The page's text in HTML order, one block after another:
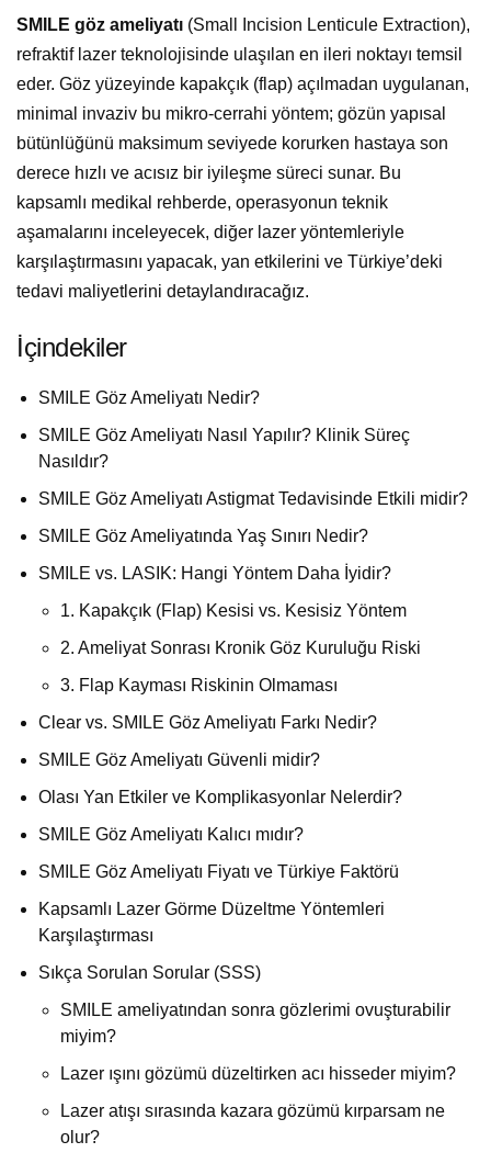
SMILE göz ameliyatı (Small Incision Lenticule Extraction),
refraktif lazer teknolojisinde ulaşılan en ileri noktayı temsil
eder. Göz yüzeyinde kapakçık (flap) açılmadan uygulanan,
minimal invaziv bu mikro-cerrahi yöntem; gözün yapısal
bütünlüğünü maksimum seviyede korurken hastaya son
derece hızlı ve acısız bir iyileşme süreci sunar. Bu
kapsamlı medikal rehberde, operasyonun teknik
aşamalarını inceleyecek, diğer lazer yöntemleriyle
karşılaştırmasını yapacak, yan etkilerini ve Türkiye’deki
tedavi maliyetlerini detaylandıracağız.
İçindekiler
SMILE Göz Ameliyatı Nedir?
SMILE Göz Ameliyatı Nasıl Yapılır? Klinik Süreç
Nasıldır?
SMILE Göz Ameliyatı Astigmat Tedavisinde Etkili midir?
SMILE Göz Ameliyatında Yaş Sınırı Nedir?
SMILE vs. LASIK: Hangi Yöntem Daha İyidir?
1. Kapakçık (Flap) Kesisi vs. Kesisiz Yöntem
2. Ameliyat Sonrası Kronik Göz Kuruluğu Riski
3. Flap Kayması Riskinin Olmaması
Clear vs. SMILE Göz Ameliyatı Farkı Nedir?
SMILE Göz Ameliyatı Güvenli midir?
Olası Yan Etkiler ve Komplikasyonlar Nelerdir?
SMILE Göz Ameliyatı Kalıcı mıdır?
SMILE Göz Ameliyatı Fiyatı ve Türkiye Faktörü
Kapsamlı Lazer Görme Düzeltme Yöntemleri
Karşılaştırması
Sıkça Sorulan Sorular (SSS)
SMILE ameliyatından sonra gözlerimi ovuşturabilir
miyim?
Lazer ışını gözümü düzeltirken acı hisseder miyim?
Lazer atışı sırasında kazara gözümü kırparsam ne
olur?